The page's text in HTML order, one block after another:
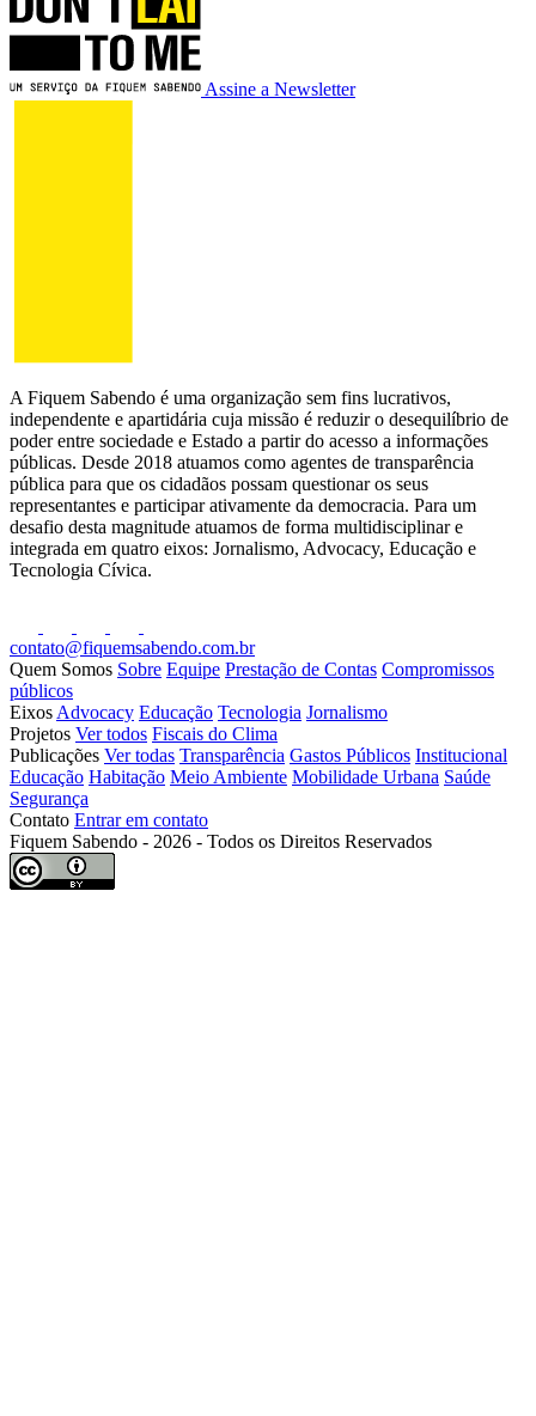
Assine a Newsletter
A Fiquem Sabendo é uma organização sem fins lucrativos,
independente e apartidária cuja missão é reduzir o desequilíbrio de
poder entre sociedade e Estado a partir do acesso a informações
públicas. Desde 2018 atuamos como agentes de transparência
pública para que os cidadãos possam questionar os seus
representantes e participar ativamente da democracia. Para um
desafio desta magnitude atuamos de forma multidisciplinar e
integrada em quatro eixos: Jornalismo, Advocacy, Educação e
Tecnologia Cívica.
contato@fiquemsabendo.com.br
Quem Somos Sobre Equipe Prestação de Contas Compromissos
públicos
Eixos Advocacy Educação Tecnologia Jornalismo
Projetos Ver todos Fiscais do Clima
Publicações Ver todas Transparência Gastos Públicos Institucional
Educação Habitação Meio Ambiente Mobilidade Urbana Saúde
Segurança
Contato Entrar em contato
Fiquem Sabendo - 2026 - Todos os Direitos Reservados